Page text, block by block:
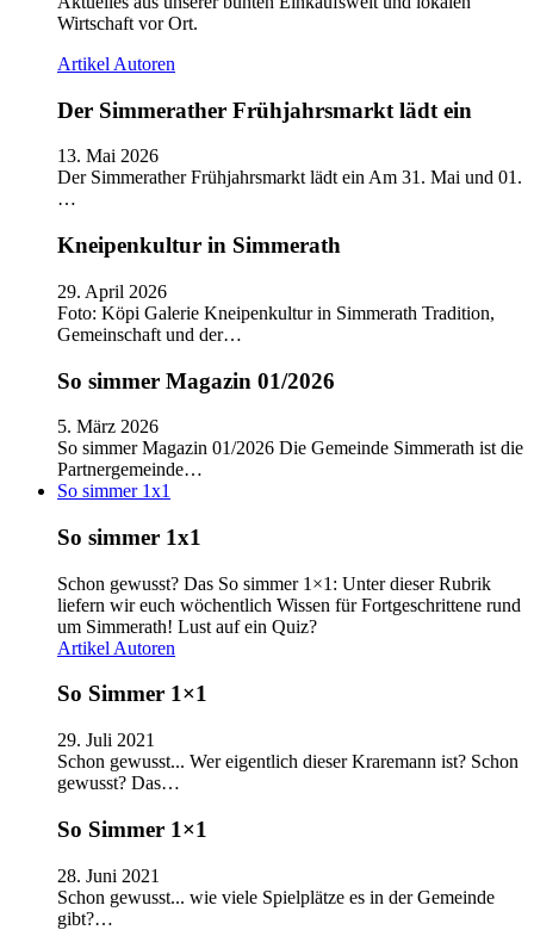
Wirtschaft vor Ort.
Artikel Autoren
Der Simmerather Frühjahrsmarkt lädt ein
13. Mai 2026
Der Simmerather Frühjahrsmarkt lädt ein Am 31. Mai und 01.
…
Kneipenkultur in Simmerath
29. April 2026
Foto: Köpi Galerie Kneipenkultur in Simmerath Tradition,
Gemeinschaft und der…
So simmer Magazin 01/2026
5. März 2026
So simmer Magazin 01/2026 Die Gemeinde Simmerath ist die
Partnergemeinde…
So simmer 1x1
So simmer 1x1
Schon gewusst? Das So simmer 1×1: Unter dieser Rubrik
liefern wir euch wöchentlich Wissen für Fortgeschrittene rund
um Simmerath! Lust auf ein Quiz?
Artikel Autoren
So Simmer 1×1
29. Juli 2021
Schon gewusst... Wer eigentlich dieser Kraremann ist? Schon
gewusst? Das…
So Simmer 1×1
28. Juni 2021
Schon gewusst... wie viele Spielplätze es in der Gemeinde
gibt?…